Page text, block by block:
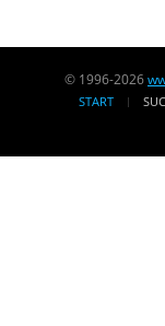
© 1996-2026
START